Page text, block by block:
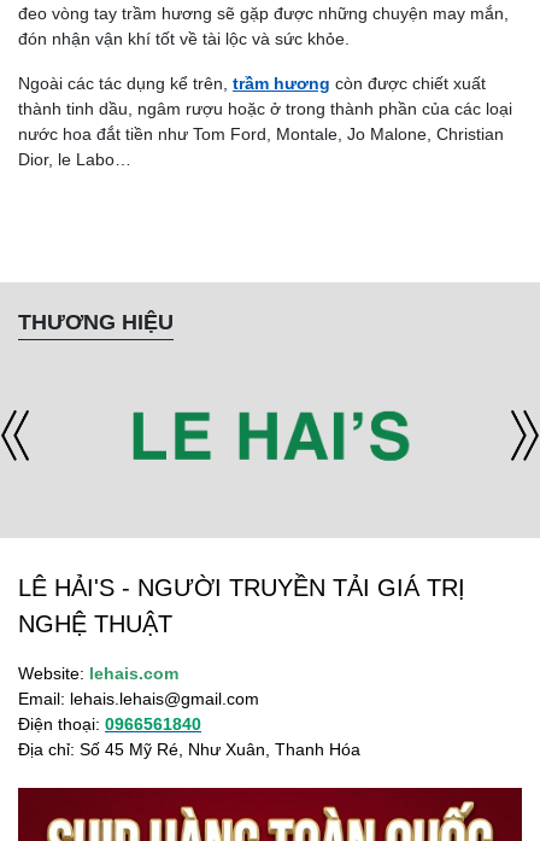
đeo vòng tay trầm hương sẽ gặp được những chuyện may mắn,
đón nhận vận khí tốt về tài lộc và sức khỏe.
Ngoài các tác dụng kể trên, trầm hương còn được chiết xuất
thành tinh dầu, ngâm rượu hoặc ở trong thành phần của các loại
nước hoa đắt tiền như Tom Ford, Montale, Jo Malone, Christian
Dior, le Labo…
THƯƠNG HIỆU
LÊ HẢI'S - NGƯỜI TRUYỀN TẢI GIÁ TRỊ
NGHỆ THUẬT
Website: lehais.com
Email: lehais.lehais@gmail.com
Điện thoại: 0966561840
Địa chỉ: Số 45 Mỹ Ré, Như Xuân, Thanh Hóa